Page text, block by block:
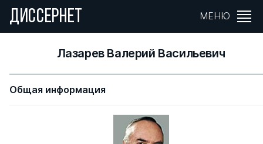
ДИССЕРНЕТ МЕНЮ
Лазарев Валерий Васильевич
Общая информация